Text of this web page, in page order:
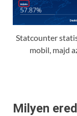
Statcounter
mobil, majd
Milyen